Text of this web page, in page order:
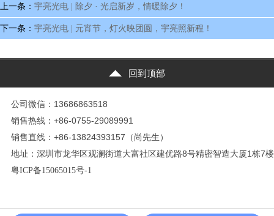
上一条： 宇亮光电 | 除夕 · 光启新岁，情暖除夕！
下一条： 宇亮光电 | 元宵节，灯火映团圆，宇亮照新程！
回到顶部
公司微信：13686863518
销售热线：+86-0755-29089991
销售直线：+86-13824393157（尚先生）
地址：深圳市龙华区观澜街道大富社区建优路8号精密智造大厦1栋7楼
粤ICP备15065015号-1